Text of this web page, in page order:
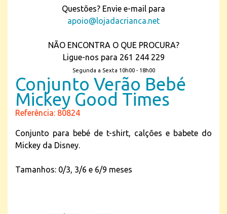
Questões? Envie e-mail para
apoio@lojadacrianca.net
NÃO ENCONTRA O QUE PROCURA?
Ligue-nos para 261 244 229
Segunda a Sexta 10h00 - 18h00
Conjunto Verão Bebé
Mickey Good Times
Referência: 80824
Conjunto para bebé de t-shirt, calções e babete do
Mickey da Disney.
Tamanhos: 0/3, 3/6 e 6/9 meses